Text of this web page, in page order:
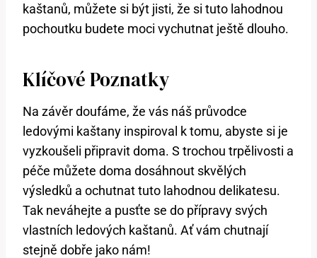
kaštanů, můžete si být jisti, že⁢ si‍ tuto lahodnou
pochoutku‍ budete⁤ moci vychutnat ještě ⁣dlouho.
Klíčové ⁣Poznatky
Na závěr doufáme, že vás náš průvodce
ledovými⁣ kaštany inspiroval​ k tomu,⁣ abyste si je
vyzkoušeli připravit doma. S trochou trpělivosti a
péče můžete doma dosáhnout⁢ skvělých
výsledků a ochutnat tuto lahodnou delikatesu.‌
Tak neváhejte a pusťte se do přípravy svých
vlastních ledových kaštanů.⁢ Ať vám⁣ chutnají
⁢stejně dobře jako nám!